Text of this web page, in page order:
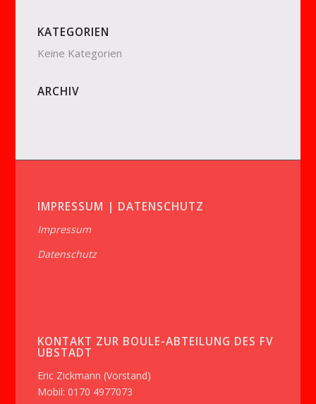
KATEGORIEN
Keine Kategorien
ARCHIV
IMPRESSUM | DATENSCHUTZ
Impressum
Datenschutz
KONTAKT ZUR BOULE-ABTEILUNG DES FV
UBSTADT
Eric Zickmann (Vorstand)
Mobil: 0170 4977073